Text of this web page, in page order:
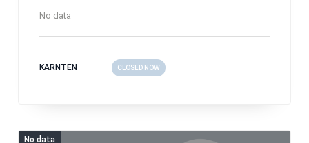
No data
KÄRNTEN CLOSED NOW
No data